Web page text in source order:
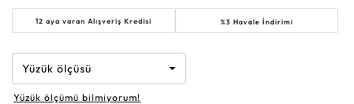
12 aya varan Alışveriş Kredisi %3 Havale İndirimi
Yüzük ölçüsü
Yüzük ölçümü bilmiyorum!